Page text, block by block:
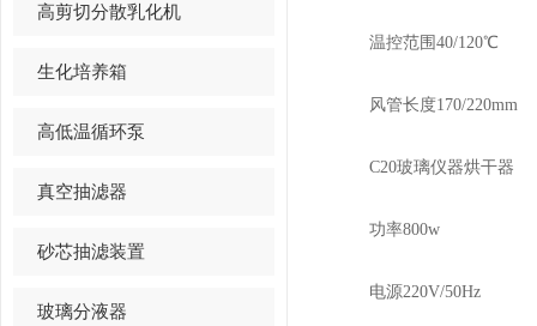
高剪切分散乳化机
生化培养箱
高低温循环泵
真空抽滤器
砂芯抽滤装置
玻璃分液器
温控范围40/120℃
风管长度170/220mm
C20玻璃仪器烘干器
功率800w
电源220V/50Hz